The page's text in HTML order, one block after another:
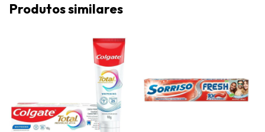
Produtos similares